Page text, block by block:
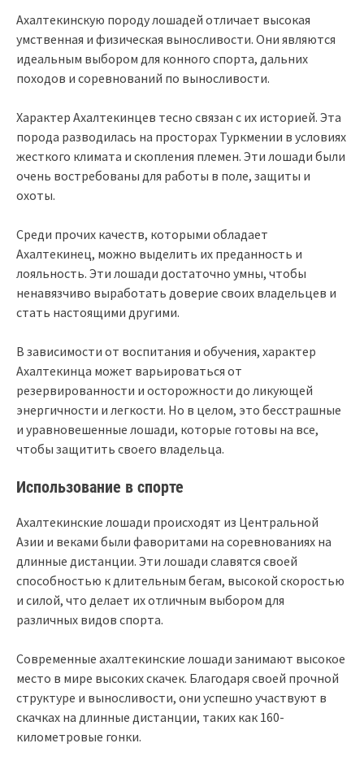
Ахалтекинскую породу лошадей отличает высокая
умственная и физическая выносливости. Они являются
идеальным выбором для конного спорта, дальних
походов и соревнований по выносливости.
Характер Ахалтекинцев тесно связан с их историей. Эта
порода разводилась на просторах Туркмении в условиях
жесткого климата и скопления племен. Эти лошади были
очень востребованы для работы в поле, защиты и
охоты.
Среди прочих качеств, которыми обладает
Ахалтекинец, можно выделить их преданность и
лояльность. Эти лошади достаточно умны, чтобы
ненавязчиво выработать доверие своих владельцев и
стать настоящими другими.
В зависимости от воспитания и обучения, характер
Ахалтекинца может варьироваться от
резервированности и осторожности до ликующей
энергичности и легкости. Но в целом, это бесстрашные
и уравновешенные лошади, которые готовы на все,
чтобы защитить своего владельца.
Использование в спорте
Ахалтекинские лошади происходят из Центральной
Азии и веками были фаворитами на соревнованиях на
длинные дистанции. Эти лошади славятся своей
способностью к длительным бегам, высокой скоростью
и силой, что делает их отличным выбором для
различных видов спорта.
Современные ахалтекинские лошади занимают высокое
место в мире высоких скачек. Благодаря своей прочной
структуре и выносливости, они успешно участвуют в
скачках на длинные дистанции, таких как 160-
километровые гонки.